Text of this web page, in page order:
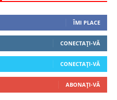
ÎMI PLACE
CONECTAȚI-VĂ
CONECTAȚI-VĂ
ABONAȚI-VĂ